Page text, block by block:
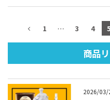
TEQUILA
About
テキーラの飲み方
1 … 3 4 5
商品
2026/03/